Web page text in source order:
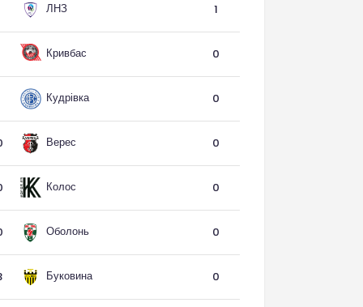
ЛНЗ 1
Кривбас 0
Кудрівка 0
Верес 0
Колос 0
Оболонь 0
Буковина 0